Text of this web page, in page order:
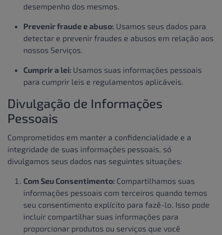
desempenho dos mesmos.
Prevenir fraude e abuso: Usamos seus dados para
detectar e prevenir fraudes e abusos em relação aos
nossos Serviços.
Cumprir a lei: Usamos suas informações pessoais
para cumprir leis e regulamentos aplicáveis.
Divulgação de Informações
Pessoais
Comprometidos em manter a confidencialidade e a
integridade de suas informações pessoais, só
divulgamos seus dados nas seguintes situações:
Com Seu Consentimento: Compartilhamos suas
informações pessoais com terceiros quando temos
seu consentimento explícito para fazê-lo. Isso pode
incluir compartilhar suas informações para
proporcionar produtos ou serviços que você